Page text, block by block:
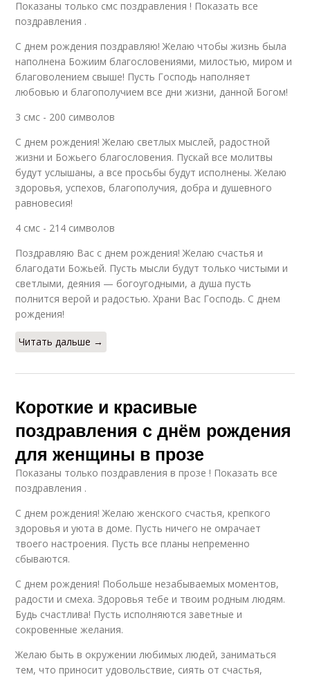
Показаны только смс поздравления ! Показать все
поздравления .
С днем рождения поздравляю! Желаю чтобы жизнь была
наполнена Божиим благословениями, милостью, миром и
благоволением свыше! Пусть Господь наполняет
любовью и благополучием все дни жизни, данной Богом!
3 смс - 200 символов
С днем рождения! Желаю светлых мыслей, радостной
жизни и Божьего благословения. Пускай все молитвы
будут услышаны, а все просьбы будут исполнены. Желаю
здоровья, успехов, благополучия, добра и душевного
равновесия!
4 смс - 214 символов
Поздравляю Вас с днем рождения! Желаю счастья и
благодати Божьей. Пусть мысли будут только чистыми и
светлыми, деяния — богоугодными, а душа пусть
полнится верой и радостью. Храни Вас Господь. С днем
рождения!
Читать дальше →
Короткие и красивые
поздравления с днём рождения
для женщины в прозе
Показаны только поздравления в прозе ! Показать все
поздравления .
С днем рождения! Желаю женского счастья, крепкого
здоровья и уюта в доме. Пусть ничего не омрачает
твоего настроения. Пусть все планы непременно
сбываются.
С днем рождения! Побольше незабываемых моментов,
радости и смеха. Здоровья тебе и твоим родным людям.
Будь счастлива! Пусть исполняются заветные и
сокровенные желания.
Желаю быть в окружении любимых людей, заниматься
тем, что приносит удовольствие, сиять от счастья,